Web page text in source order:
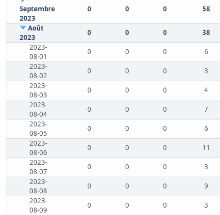
Septembre
2023
0 0 0 58
Août
2023
0 0 0
38
2023-
08-01
0 0 0
6
2023-
08-02
0 0 0
3
2023-
08-03
0 0 0
4
2023-
08-04
0 0 0
7
2023-
08-05
0 0 0
6
2023-
08-06
0 0 0
11
2023-
08-07
0 0 0
3
2023-
08-08
0 0 0
9
2023-
08-09
0 0 0
3